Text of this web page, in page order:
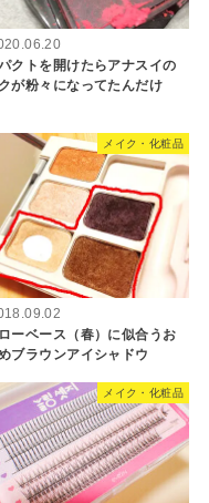
クトを開けたらアナスイの
が粉々になってたんだけ
メイク・化粧品
ーベース（春）に似合うお
ブラウンアイシャドウ
メイク・化粧品